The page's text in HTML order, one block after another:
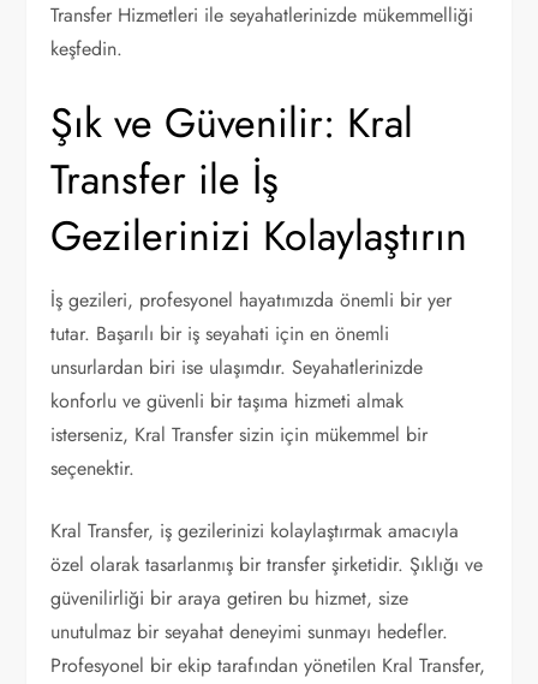
Transfer Hizmetleri ile seyahatlerinizde mükemmelliği
keşfedin.
Şık ve Güvenilir: Kral
Transfer ile İş
Gezilerinizi Kolaylaştırın
İş gezileri, profesyonel hayatımızda önemli bir yer
tutar. Başarılı bir iş seyahati için en önemli
unsurlardan biri ise ulaşımdır. Seyahatlerinizde
konforlu ve güvenli bir taşıma hizmeti almak
isterseniz, Kral Transfer sizin için mükemmel bir
seçenektir.
Kral Transfer, iş gezilerinizi kolaylaştırmak amacıyla
özel olarak tasarlanmış bir transfer şirketidir. Şıklığı ve
güvenilirliği bir araya getiren bu hizmet, size
unutulmaz bir seyahat deneyimi sunmayı hedefler.
Profesyonel bir ekip tarafından yönetilen Kral Transfer,